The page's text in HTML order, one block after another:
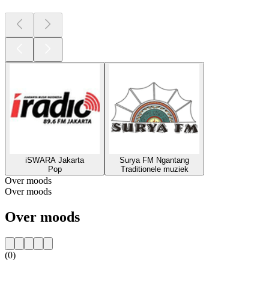
iSWARA Jakarta
Pop
Surya FM Ngantang
Traditionele muziek
Over moods
Over moods
Over moods
(0)